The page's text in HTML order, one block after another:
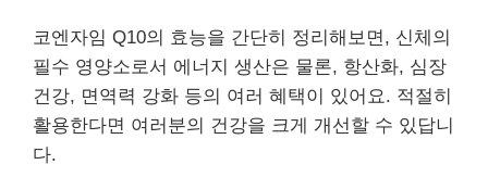
코엔자임 Q10의 효능을 간단히 정리해보면, 신체의
필수 영양소로서 에너지 생산은 물론, 항산화, 심장
건강, 면역력 강화 등의 여러 혜택이 있어요. 적절히
활용한다면 여러분의 건강을 크게 개선할 수 있답니
다.